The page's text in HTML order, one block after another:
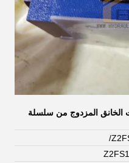
الخانق المزدوج من سلسلة